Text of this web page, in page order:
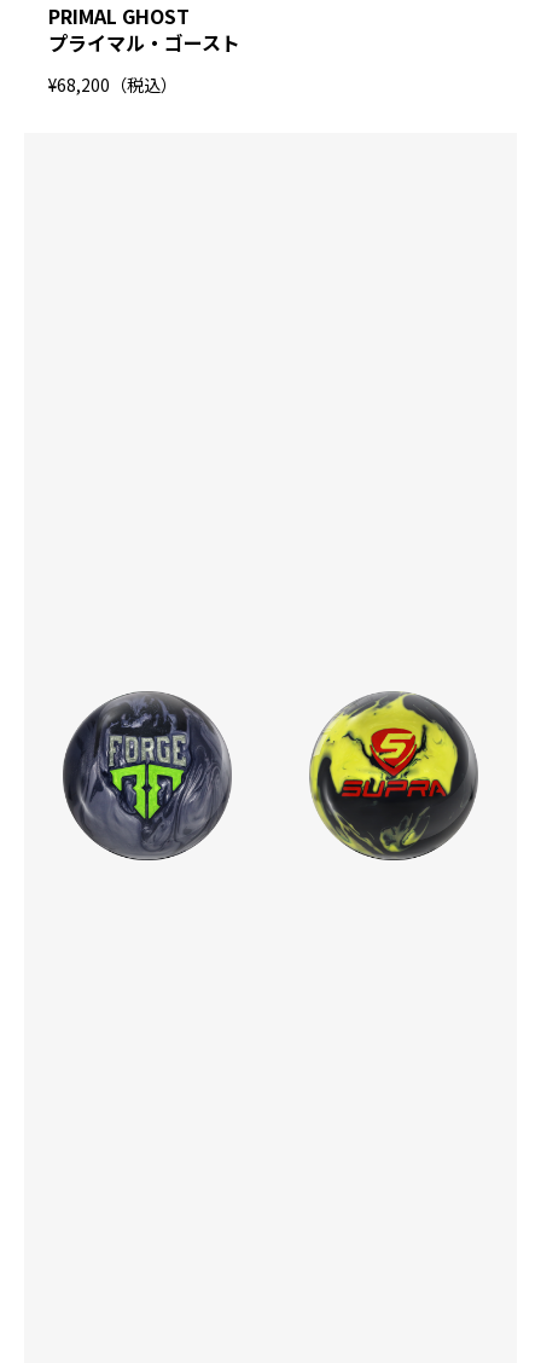
PRIMAL GHOST
プライマル・ゴースト
¥68,200（税込）